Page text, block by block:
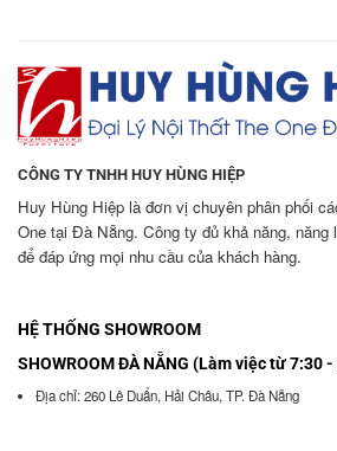
CÔNG TY TNHH HUY HÙNG HIỆP
Huy Hùng Hiệp là đơn vị chuyên phân phối
One tại Đà Nẵng. Công ty đủ khả năng, năng
để đáp ứng mọi nhu cầu của khách hàng.
HỆ THỐNG SHOWROOM
SHOWROOM ĐÀ NẴNG (Làm việc từ 7:30
Địa chỉ: 260 Lê Duẩn, Hải Châu, TP. Đà Nẵng